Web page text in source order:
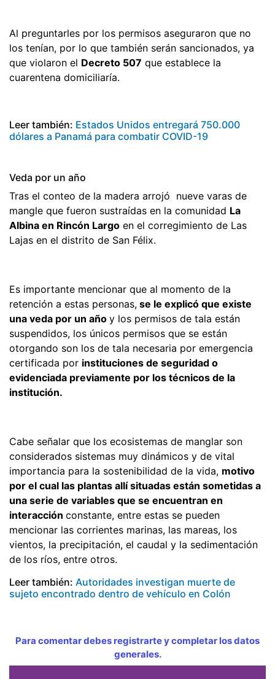
Al preguntarles por los permisos aseguraron que no
los tenían, por lo que también serán sancionados, ya
que violaron el Decreto 507 que establece la
cuarentena domiciliaría.
Leer también: Estados Unidos entregará 750.000
dólares a Panamá para combatir COVID-19
Veda por un año
Tras el conteo de la madera arrojó nueve varas de
mangle que fueron sustraídas en la comunidad La
Albina en Rincón Largo en el corregimiento de Las
Lajas en el distrito de San Félix.
Es importante mencionar que al momento de la
retención a estas personas, se le explicó que existe
una veda por un año y los permisos de tala están
suspendidos, los únicos permisos que se están
otorgando son los de tala necesaria por emergencia
certificada por instituciones de seguridad o
evidenciada previamente por los técnicos de la
institución.
Cabe señalar que los ecosistemas de manglar son
considerados sistemas muy dinámicos y de vital
importancia para la sostenibilidad de la vida, motivo
por el cual las plantas allí situadas están sometidas a
una serie de variables que se encuentran en
interacción constante, entre estas se pueden
mencionar las corrientes marinas, las mareas, los
vientos, la precipitación, el caudal y la sedimentación
de los ríos, entre otros.
Leer también: Autoridades investigan muerte de
sujeto encontrado dentro de vehículo en Colón
Para comentar debes registrarte y completar los datos
generales.